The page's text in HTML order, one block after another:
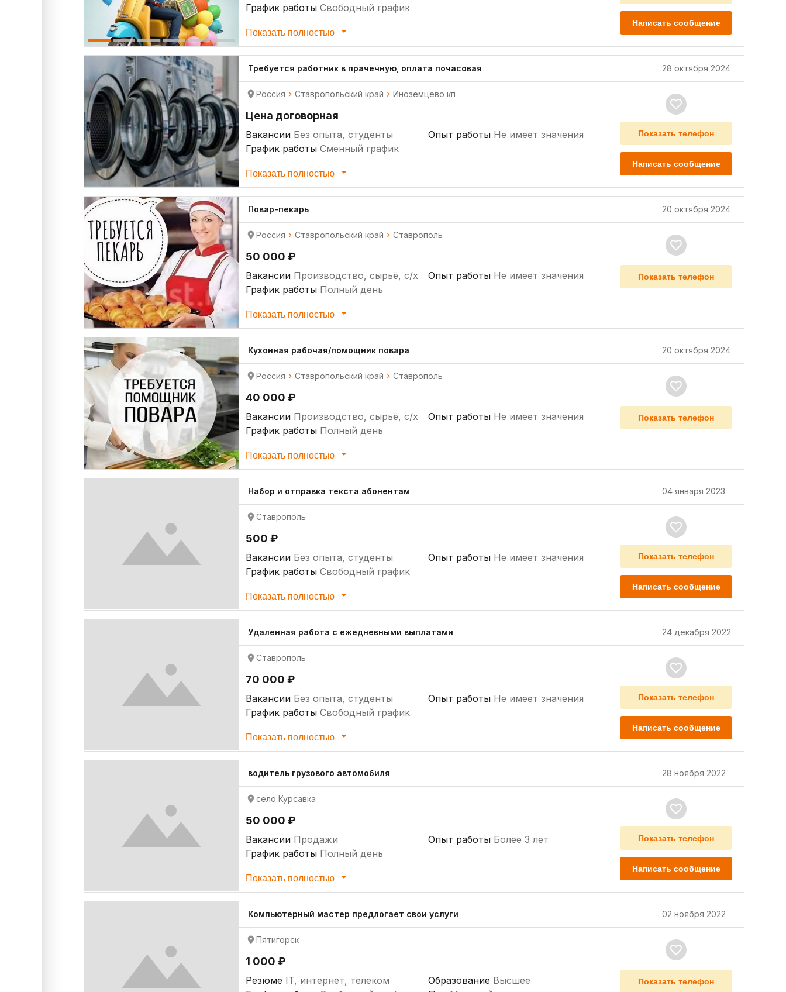
График работы Свободный график
Показать полностью
Написать сообщение
Требуется работник в прачечную, оплата почасовая 28 октября 2024
Россия Ставропольский край Иноземцево кп
Цена договорная
Вакансии Без опыта, студенты
График работы Сменный график
Опыт работы Не имеет значения
Показать полностью
Показать телефон
Написать сообщение
Повар-пекарь 20 октября 2024
Россия Ставропольский край Ставрополь
50 000 ₽
Вакансии Производство, сырьё, с/х
График работы Полный день
Опыт работы Не имеет значения
Показать полностью
Показать телефон
Кухонная рабочая/помощник повара 20 октября 2024
Россия Ставропольский край Ставрополь
40 000 ₽
Вакансии Производство, сырьё, с/х
График работы Полный день
Опыт работы Не имеет значения
Показать полностью
Показать телефон
Набор и отправка текста абонентам 04 января 2023
Ставрополь
500 ₽
Вакансии Без опыта, студенты
График работы Свободный график
Опыт работы Не имеет значения
Показать полностью
Показать телефон
Написать сообщение
Удаленная работа с ежедневными выплатами 24 декабря 2022
Ставрополь
70 000 ₽
Вакансии Без опыта, студенты
График работы Свободный график
Опыт работы Не имеет значения
Показать полностью
Показать телефон
Написать сообщение
водитель грузового автомобиля 28 ноября 2022
село Курсавка
50 000 ₽
Вакансии Продажи
График работы Полный день
Опыт работы Более 3 лет
Показать полностью
Показать телефон
Написать сообщение
Компьютерный мастер предлогает свои услуги 02 ноября 2022
Пятигорск
1 000 ₽
Резюме IT, интернет, телеком
Образование Высшее
Показать телефон